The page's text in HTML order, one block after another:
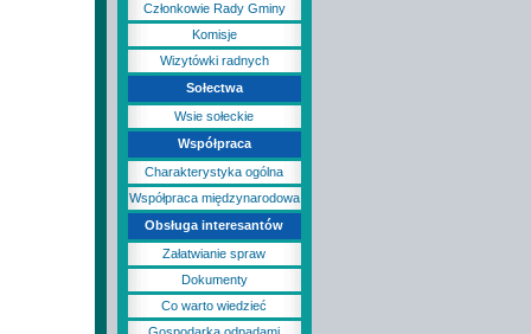
Członkowie Rady Gminy
Komisje
Wizytówki radnych
Sołectwa
Wsie sołeckie
Współpraca
Charakterystyka ogólna
Współpraca międzynarodowa
Obsługa interesantów
Załatwianie spraw
Dokumenty
Co warto wiedzieć